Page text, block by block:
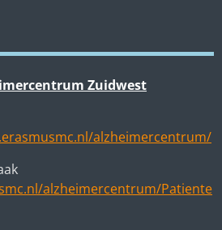
Zuidwest
alzheimercentrum/
alzheimercentrum/Patiente